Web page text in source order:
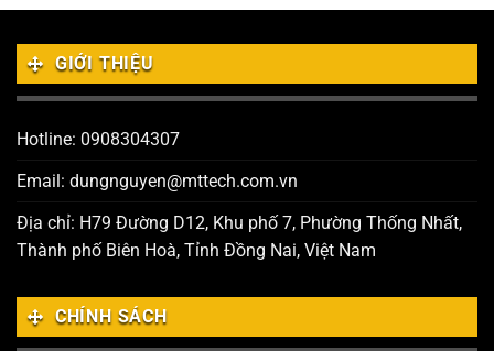
GIỚI THIỆU
Hotline: 0908304307
Email: dungnguyen@mttech.com.vn
Địa chỉ: H79 Đường D12, Khu phố 7, Phường Thống Nhất,
Thành phố Biên Hoà, Tỉnh Đồng Nai, Việt Nam
CHÍNH SÁCH